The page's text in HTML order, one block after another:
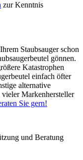
zur Kenntnis
Staubsauger schon
gönnen.
Katastrophen
einfach öfter
alternative
vieler Markenhersteller
Sie gern!
und Beratung